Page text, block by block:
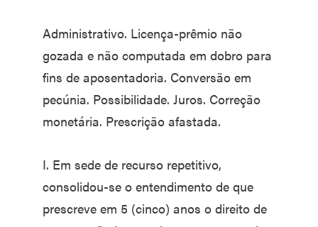
Administrativo. Licença-prêmio não
gozada e não computada em dobro para
fins de aposentadoria. Conversão em
pecúnia. Possibilidade. Juros. Correção
monetária. Prescrição afastada.
I. Em sede de recurso repetitivo,
consolidou-se o entendimento de que
prescreve em 5 (cinco) anos o direito de